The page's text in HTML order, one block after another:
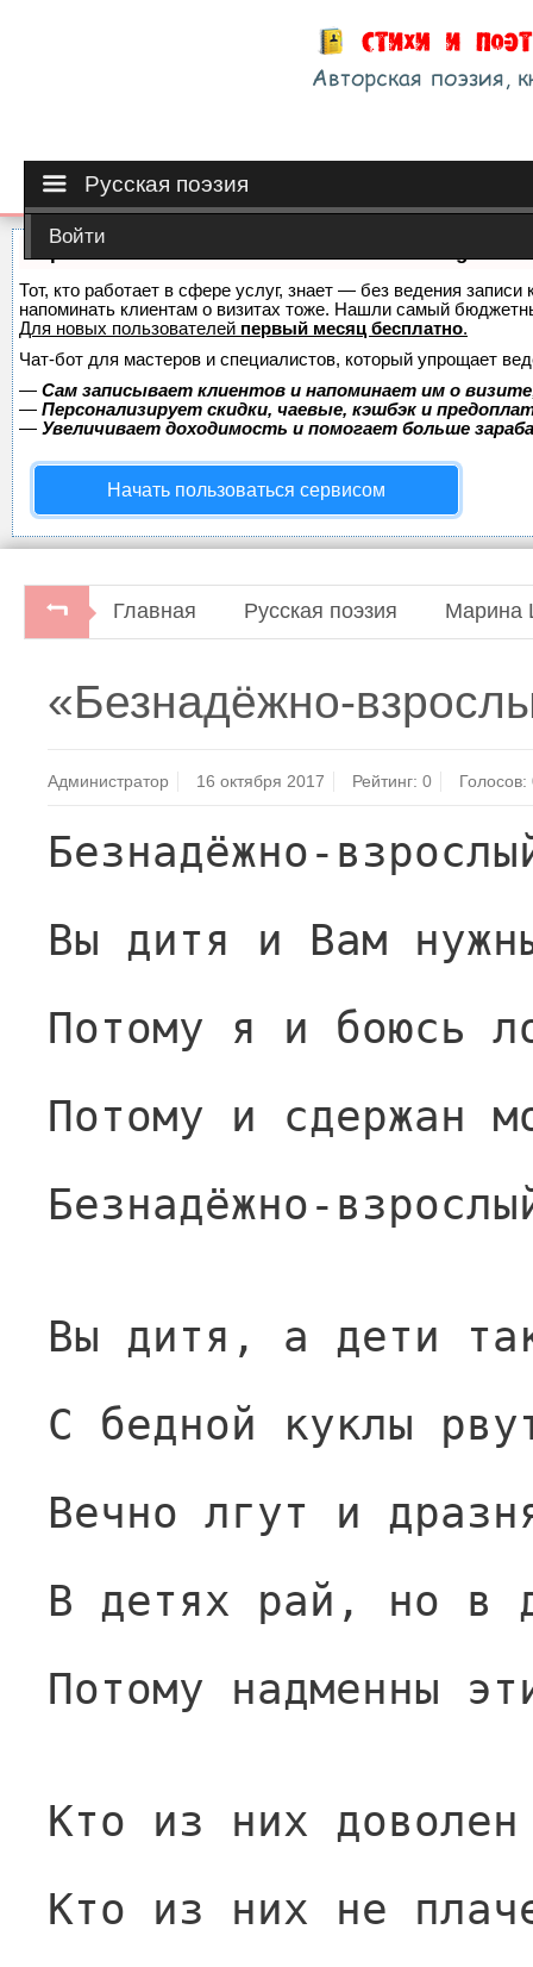
Русская поэзия
Войти
Тот, кто работает в сфере услуг, знает — без ведения
напоминать клиентам о визитах тоже. Нашли самый
Для новых пользователей первый месяц бесплатно.
Чат-бот для мастеров и специалистов, который упрощает
— Сам записывает клиентов и напоминает им о
— Персонализирует скидки, чаевые, кэшбэк и
— Увеличивает доходимость и помогает больше
Начать пользоваться сервисом
Главная Русская поэзия Марина
«Безнадёжно-
Администратор 16 октября 2017 Рейтинг:0 Голосов:
Безнадёжно-
Вы дитя и Вам
Потому я и боюсь
Потому и сдержан
Безнадёжно-
Вы дитя, а дети
С бедной куклы
Вечно лгут и
В детях рай, но в
Потому надменны
Кто из них доволен
Кто из них не